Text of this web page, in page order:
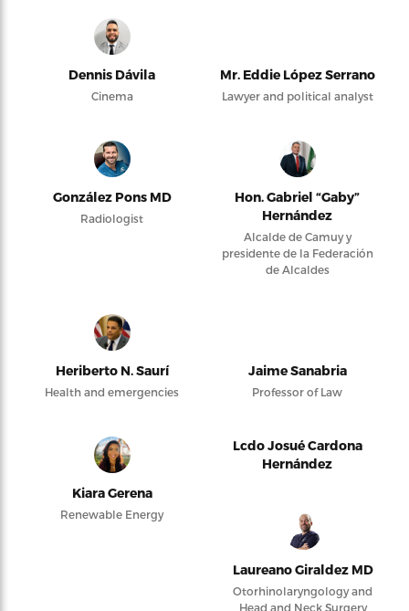
Dennis Dávila
Cinema
Mr. Eddie López Serrano
Lawyer and political analyst
González Pons MD
Radiologist
Hon. Gabriel “Gaby”
Hernández
Alcalde de Camuy y
presidente de la Federación
de Alcaldes
Heriberto N. Saurí
Health and emergencies
Jaime Sanabria
Professor of Law
Kiara Gerena
Renewable Energy
Lcdo Josué Cardona
Hernández
Laureano Giraldez MD
Otorhinolaryngology and
Head and Neck Surgery